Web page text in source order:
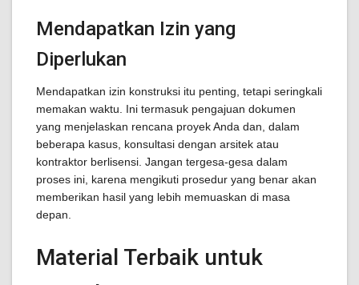
Mendapatkan Izin yang
Diperlukan
Mendapatkan izin konstruksi itu penting, tetapi seringkali
memakan waktu. Ini termasuk pengajuan dokumen
yang menjelaskan rencana proyek Anda dan, dalam
beberapa kasus, konsultasi dengan arsitek atau
kontraktor berlisensi. Jangan tergesa-gesa dalam
proses ini, karena mengikuti prosedur yang benar akan
memberikan hasil yang lebih memuaskan di masa
depan.
Material Terbaik untuk